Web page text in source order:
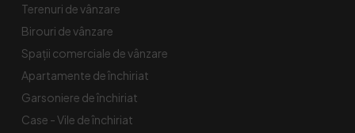
Terenuri de vânzare
Birouri de vânzare
Spaţii comerciale de vânzare
Apartamente de închiriat
Garsoniere de închiriat
Case - Vile de închiriat